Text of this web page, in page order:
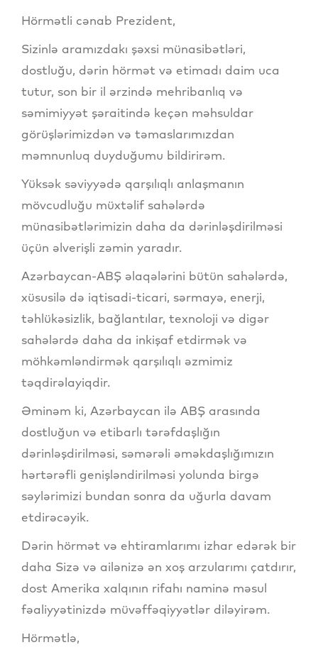
Hörmətli cənab Prezident,
Sizinlə aramızdakı şəxsi münasibətləri,
dostluğu, dərin hörmət və etimadı daim uca
tutur, son bir il ərzində mehribanlıq və
səmimiyyət şəraitində keçən məhsuldar
görüşlərimizdən və təmaslarımızdan
məmnunluq duyduğumu bildirirəm.
Yüksək səviyyədə qarşılıqlı anlaşmanın
mövcudluğu müxtəlif sahələrdə
münasibətlərimizin daha da dərinləşdirilməsi
üçün əlverişli zəmin yaradır.
Azərbaycan-ABŞ əlaqələrini bütün sahələrdə,
xüsusilə də iqtisadi-ticari, sərmayə, enerji,
təhlükəsizlik, bağlantılar, texnoloji və digər
sahələrdə daha da inkişaf etdirmək və
möhkəmləndirmək qarşılıqlı əzmimiz
təqdirəlayiqdir.
Əminəm ki, Azərbaycan ilə ABŞ arasında
dostluğun və etibarlı tərəfdaşlığın
dərinləşdirilməsi, səmərəli əməkdaşlığımızın
hərtərəfli genişləndirilməsi yolunda birgə
səylərimizi bundan sonra da uğurla davam
etdirəcəyik.
Dərin hörmət və ehtiramlarımı izhar edərək bir
daha Sizə və ailənizə ən xoş arzularımı çatdırır,
dost Amerika xalqının rifahı naminə məsul
fəaliyyətinizdə müvəffəqiyyətlər diləyirəm.
Hörmətlə,